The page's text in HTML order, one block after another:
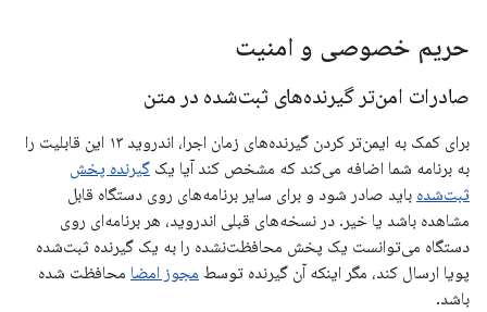
حریم خصوصی و امنیت
صادرات امن‌تر گیرنده‌های ثبت‌شده در متن
برای کمک به ایمن‌تر کردن گیرنده‌های زمان اجرا، اندروید ۱۳ این قابلیت را
به برنامه شما اضافه می‌کند که مشخص کند آیا یک گیرنده پخش
ثبت‌شده باید صادر شود و برای سایر برنامه‌های روی دستگاه قابل
مشاهده باشد یا خیر. در نسخه‌های قبلی اندروید، هر برنامه‌ای روی
دستگاه می‌توانست یک پخش محافظت‌نشده را به یک گیرنده ثبت‌شده
پویا ارسال کند، مگر اینکه آن گیرنده توسط مجوز امضا محافظت شده
باشد.